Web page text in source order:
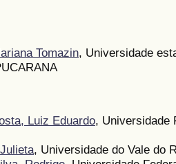
Tomazin, Universidade
Luiz Eduardo, Universidade
, Universidade do Vale do